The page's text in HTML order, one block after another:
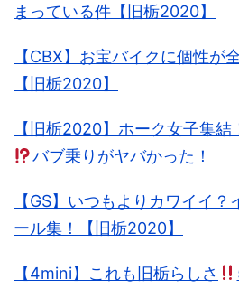
まっている件【旧栃2020】
【CBX】お宝バイクに個性が
【旧栃2020】
【旧栃2020】ホーク女子集
バブ乗りがヤバかった！
【GS】いつもよりカワイイ
ール集！【旧栃2020】
【4mini】これも旧栃らしさ